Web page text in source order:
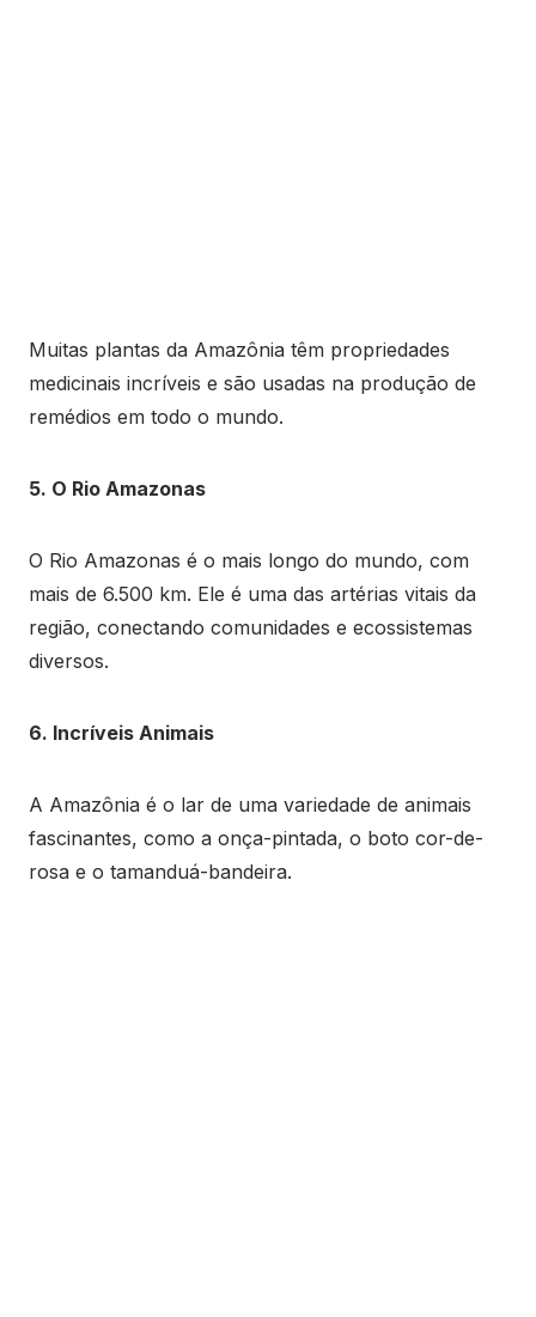
Muitas plantas da Amazônia têm propriedades
medicinais incríveis e são usadas na produção de
remédios em todo o mundo.
5. O Rio Amazonas
O Rio Amazonas é o mais longo do mundo, com
mais de 6.500 km. Ele é uma das artérias vitais da
região, conectando comunidades e ecossistemas
diversos.
6. Incríveis Animais
A Amazônia é o lar de uma variedade de animais
fascinantes, como a onça-pintada, o boto cor-de-
rosa e o tamanduá-bandeira.